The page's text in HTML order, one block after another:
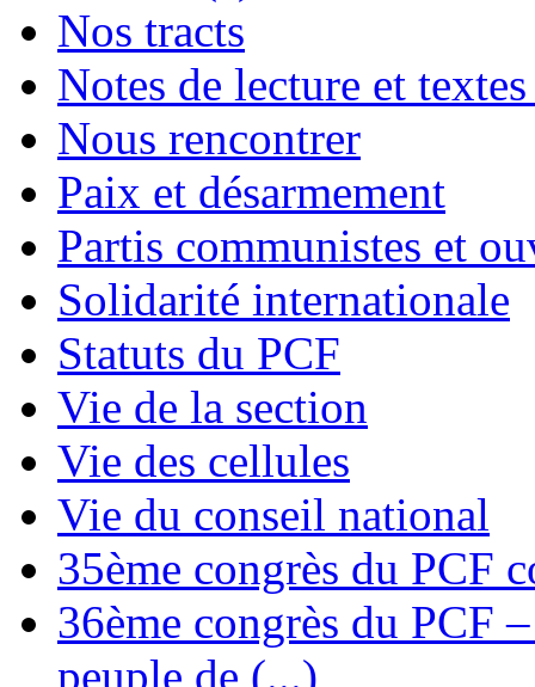
Nos tracts
Notes de lecture et
Nous rencontrer
Paix et désarmement
Partis communistes et
Solidarité internationale
Statuts du PCF
Vie de la section
Vie des cellules
Vie du conseil national
35ème congrès du PCF
36ème congrès du PCF
peuple de (...)